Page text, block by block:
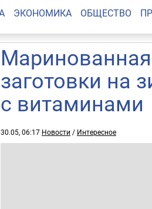
ЭКОНОМИКА ОБЩЕСТВО
заготовки на
с витаминами
30.05, 06:17 Новости / Интересное